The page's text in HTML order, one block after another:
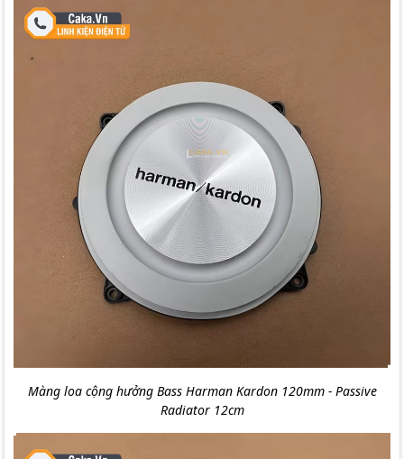
Màng loa cộng hưởng Bass Harman Kardon 120mm - Passive
Radiator 12cm